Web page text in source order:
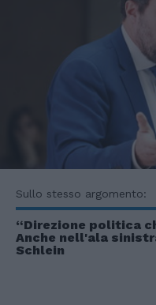
Sullo stesso argomento:
“Direzione politica
Anche nell'ala
Schlein